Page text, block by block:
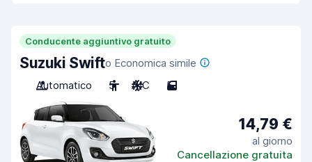
Conducente aggiuntivo gratuito
Suzuki Swifto Economica simile
Automatico
5 A/C 5
14,79 €
al giorno
Cancellazione gratuita